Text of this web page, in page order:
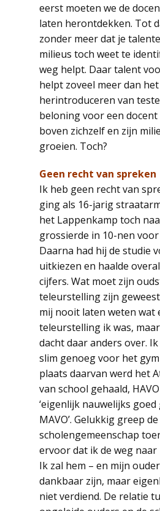
eerst moeten we de
laten herontdekken. Tot
zonder meer dat je
milieus toch weet te
weg helpt. Daar talent
helpt zoveel meer dan het
herintroduceren van
beloning voor een docent
boven zichzelf en zijn
groeien. Toch?
Geen recht van spreken
Ik heb geen recht van
ging als 16-jarig
het Lappenkamp toch
grossierde in 10-nen
Daarna had hij de studie
uitkiezen en haalde
cijfers. Wat moet zijn
teleurstelling zijn
mij nooit laten weten wat
teleurstelling ik was,
dacht daar anders over.
slim genoeg voor het
plaats daarvan werd het
van school gehaald,
‘eigenlijk nauwelijks
MAVO’. Gelukkig greep
scholengemeenschap
ervoor dat ik de weg
Ik zal hem – en mijn
dankbaar zijn, maar
niet verdiend. De relatie